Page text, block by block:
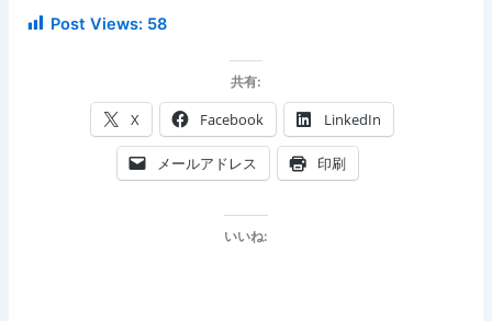
Post Views: 58
共有:
X Facebook LinkedIn
メールアドレス 印刷
いいね: